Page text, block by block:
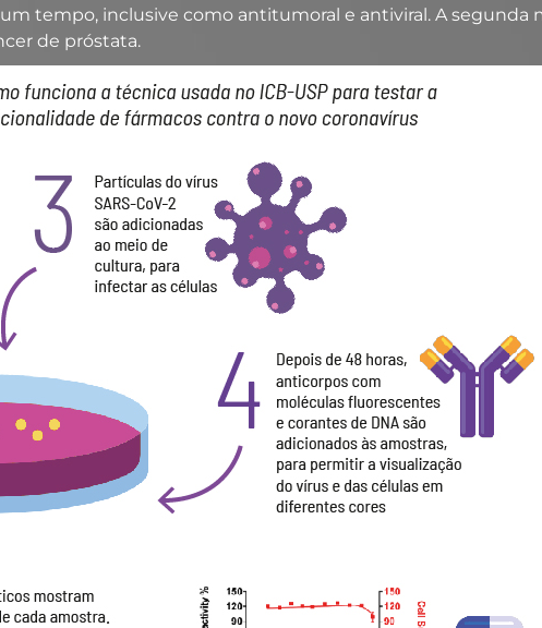
tempo, inclusive como antitumoral e antiviral. A segunda
de próstata.